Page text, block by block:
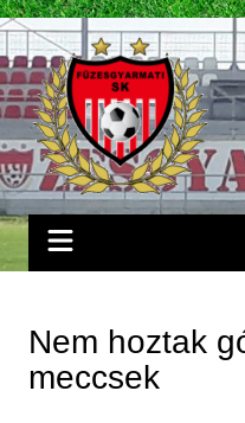
Skip
to
content
Nem hoztak
meccsek